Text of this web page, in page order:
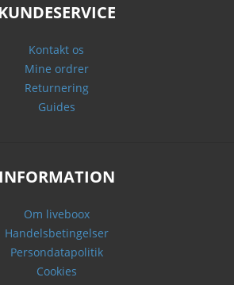
Kontakt os
Mine ordrer
Returnering
Guides
INFORMATION
Om liveboox
Handelsbetingelser
Persondatapolitik
Cookies